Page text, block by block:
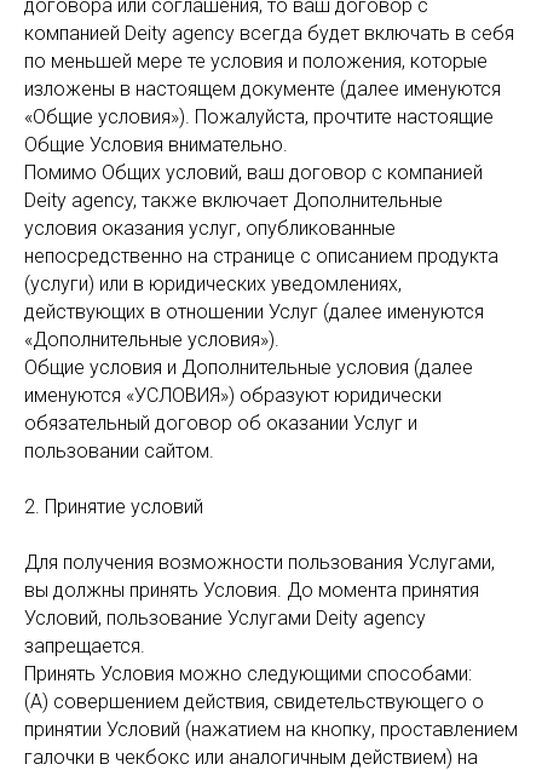
договора или соглашения, то ваш договор с
компанией Deity agency всегда будет включать в себя
по меньшей мере те условия и положения, которые
изложены в настоящем документе (далее именуются
«Общие условия»). Пожалуйста, прочтите настоящие
Общие Условия внимательно.
Помимо Общих условий, ваш договор с компанией
Deity agency, также включает Дополнительные
условия оказания услуг, опубликованные
непосредственно на странице с описанием продукта
(услуги) или в юридических уведомлениях,
действующих в отношении Услуг (далее именуются
«Дополнительные условия»).
Общие условия и Дополнительные условия (далее
именуются «УСЛОВИЯ») образуют юридически
обязательный договор об оказании Услуг и
пользовании сайтом.
2. Принятие условий
Для получения возможности пользования Услугами,
вы должны принять Условия. До момента принятия
Условий, пользование Услугами Deity agency
запрещается.
Принять Условия можно следующими способами:
(А) совершением действия, свидетельствующего о
принятии Условий (нажатием на кнопку, проставлением
галочки в чекбокс или аналогичным действием) на